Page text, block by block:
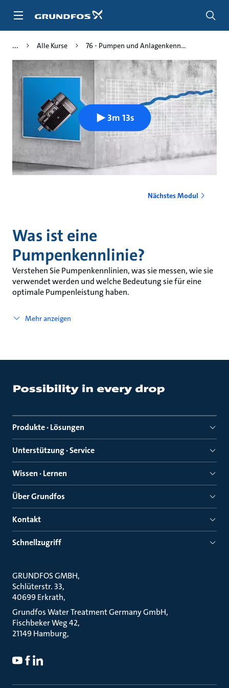
Inhalt
Alle Kurse 76 - Pumpen und Anlagenkenn...
3m 13s
Nächstes Modul
Was ist eine
Pumpenkennlinie?
Verstehen Sie Pumpenkennlinien, was sie messen, wie sie
verwendet werden und welche Bedeutung sie für eine
optimale Pumpenleistung haben.
Mehr anzeigen
Produkte · Lösungen
Unterstützung · Service
Wissen · Lernen
Über Grundfos
Kontakt
Schnellzugriff
GRUNDFOS GMBH
Schlüterstr. 33
40699 Erkrath
Grundfos Water Treatment Germany GmbH
Fischbeker Weg 42
21149 Hamburg